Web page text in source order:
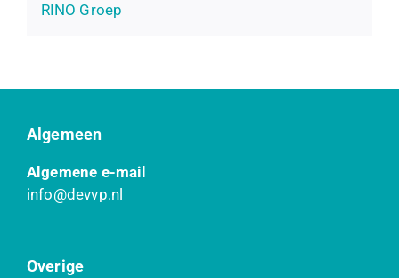
RINO Groep
Algemeen
Algemene e-mail
info@devvp.nl
Overige